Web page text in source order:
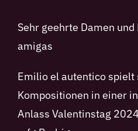
Sehr geehrte Damen
amigas
Emilio el autentico spielt
Kompositionen in einer
Anlass Valentinstag